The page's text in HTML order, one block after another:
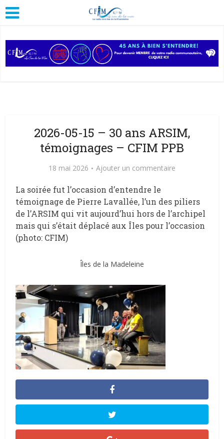
2026-05-15 – 30 ans ARSIM,
témoignages – CFIM PPB
18 mai 2026 Ajouter un commentaire
La soirée fut l’occasion d’entendre le
témoignage de Pierre Lavallée, l’un des piliers
de l’ARSIM qui vit aujourd’hui hors de l’archipel
mais qui s’était déplacé aux Îles pour l’occasion
(photo: CFIM)
Îles de la Madeleine